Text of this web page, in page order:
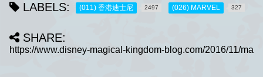
LABELS: (011) 香港迪士尼 2497 (026) MARVEL 327
SHARE: